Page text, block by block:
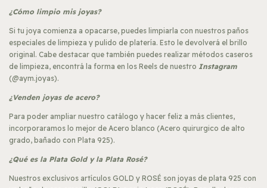
¿Cómo limpio mis joyas?
Si tu joya comienza a opacarse, puedes limpiarla con nuestros paños
especiales de limpieza y pulido de platería. Esto le devolverá el brillo
original. Cabe destacar que también puedes realizar métodos caseros
de limpieza, encontrá la forma en los Reels de nuestro Instagram
(@aym.joyas).
¿Venden joyas de acero?
Para poder ampliar nuestro catálogo y hacer feliz a más clientes,
incorporaramos lo mejor de Acero blanco (Acero quirurgico de alto
grado, bañado con Plata 925).
¿Qué es la Plata Gold y la Plata Rosé?
Nuestros exclusivos artículos GOLD y ROSÉ son joyas de plata 925 con